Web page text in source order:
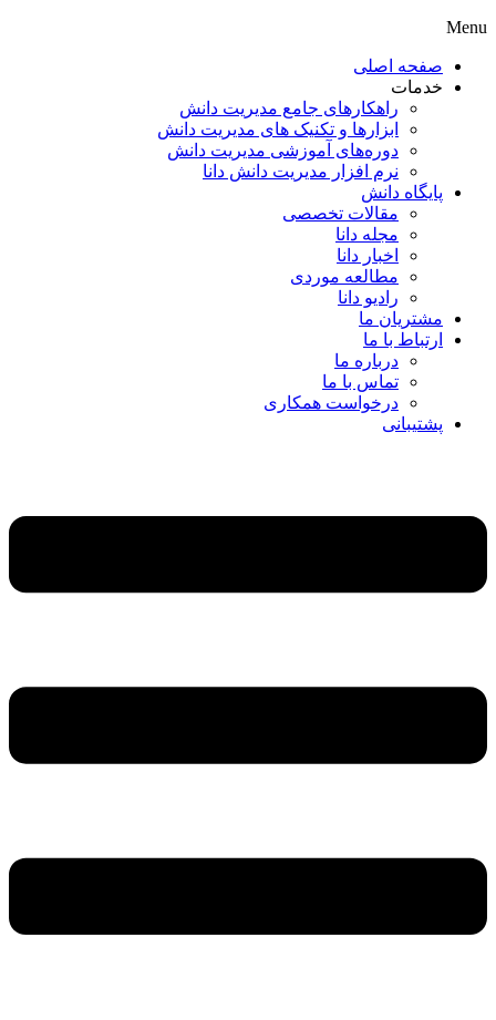
Menu
صفحه اصلی
خدمات
راهکارهای جامع مدیریت دانش
ابزارها و تکنیک‌ های مدیریت دانش
دوره‌های آموزشی مدیریت دانش
نرم افزار مدیریت دانش دانا
پایگاه دانش
مقالات تخصصی
مجله دانا
اخبار دانا
مطالعه موردی
رادیو دانا
مشتریان ما
ارتباط با ما
درباره ما
تماس با ما
درخواست همکاری
پشتیبانی